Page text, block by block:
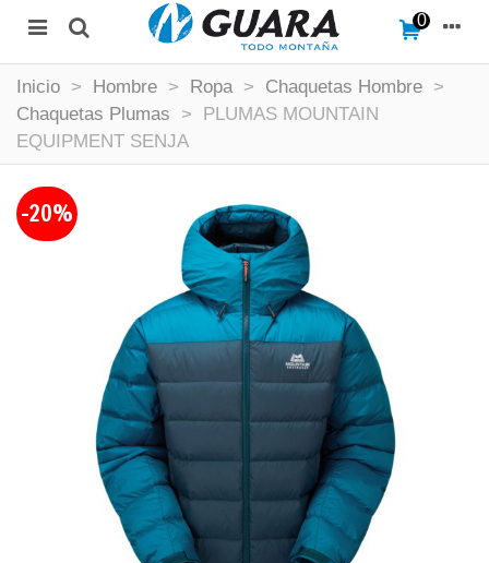
0
Inicio > Hombre > Ropa > Chaquetas Hombre >
Chaquetas Plumas
>
PLUMAS MOUNTAIN
EQUIPMENT SENJA
-20%